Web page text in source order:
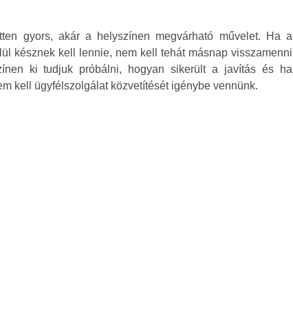
gyors, akár a helyszínen megvárható művelet. Ha a
késznek kell lennie, nem kell tehát másnap visszamenni
ki tudjuk próbálni, hogyan sikerült a javítás és ha
kell ügyfélszolgálat közvetítését igénybe vennünk.